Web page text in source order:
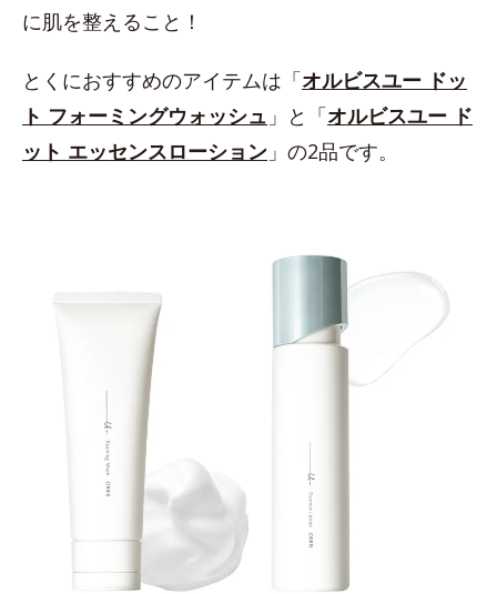
に肌を整えること！
とくにおすすめのアイテムは「オルビスユー ドッ
ト フォーミングウォッシュ 」と「オルビスユー ド
ット エッセンスローション 」の2品です。